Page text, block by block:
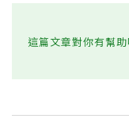
這篇文章對你有幫助